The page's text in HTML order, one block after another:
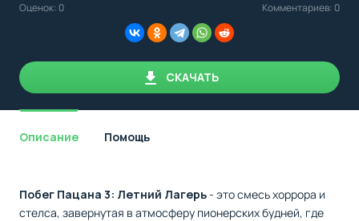
необходимые
Оценок: 0 Комментариев: 0
СКАЧАТЬ
Описание Помощь
Побег Пацана 3: Летний Лагерь- это смесь хоррора и
стелса, завернутая в атмосферу пионерских будней, где